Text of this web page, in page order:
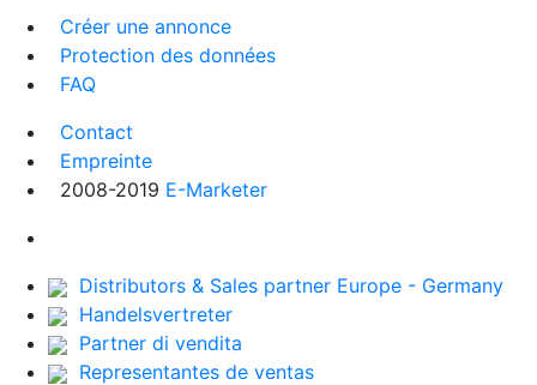
Créer une annonce
Protection des données
FAQ
Contact
Empreinte
2008-2019 E-Marketer
Distributors & Sales partner Europe - Germany
Handelsvertreter
Partner di vendita
Representantes de ventas